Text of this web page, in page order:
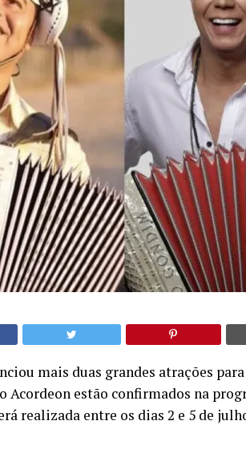
mais duas grandes atrações para
Acordeon estão confirmados na
realizada entre os dias 2 e 5 de